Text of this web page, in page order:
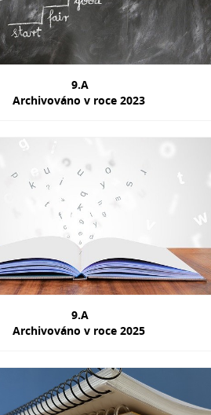
9.A
Archivováno v roce 2023
9.A
Archivováno v roce 2025